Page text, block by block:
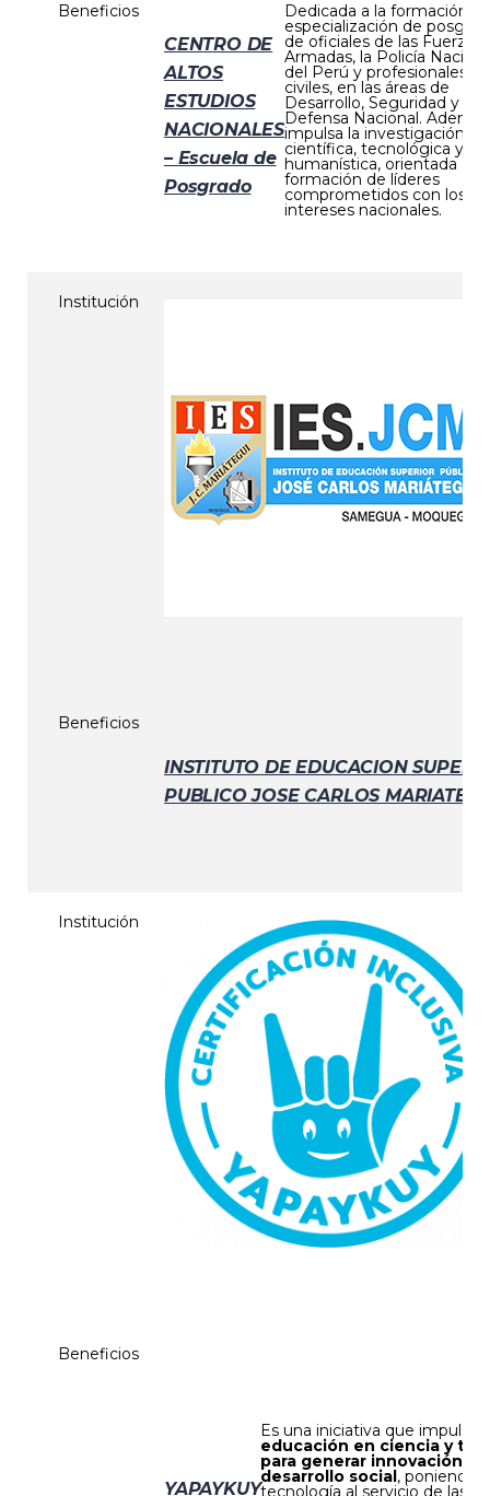
Beneficios
CENTRO DE
ALTOS
ESTUDIOS
NACIONALES
– Escuela de
Posgrado
Dedicada a la formación y
especialización de
de oficiales de las Fuerzas
Armadas, la Policía
del Perú y profesionales
civiles, en las áreas de
Desarrollo, Seguridad y
Defensa Nacional.
impulsa la investigación
científica, tecnológica y
humanística, orientada a la
formación de líderes
comprometidos con los
intereses nacionales.
Institución
Beneficios
INSTITUTO DE EDUCACION
PUBLICO JOSE CARLOS
Institución
Beneficios
YAPAYKUY
Es una iniciativa que impulsa
educación en ciencia y
para generar innovación y
desarrollo social, poniendo
tecnología al servicio de las